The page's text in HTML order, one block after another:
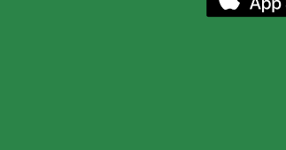
có vai trò ức chế hoạt động của